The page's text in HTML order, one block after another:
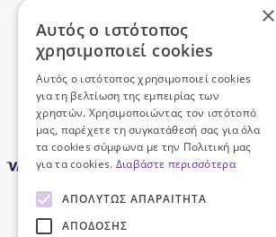
Ασφάλεια Συναλλαγών
Προσωπικά Δεδομένα
Όροι Χρήσης
×
Αυτός ο ιστότοπος
χρησιμοποιεί cookies
Αυτός ο ιστότοπος χρησιμοποιεί cookies
για τη βελτίωση της εμπειρίας των
χρηστών. Χρησιμοποιώντας τον ιστότοπό
μας, παρέχετε τη συγκατάθεσή σας για όλα
τα cookies σύμφωνα με την Πολιτική μας
για τα cookies. Διαβάστε περισσότερα
ΑΠΟΛΎΤΩΣ ΑΠΑΡΑΊΤΗΤΑ
ΑΠΌΔΟΣΗΣ